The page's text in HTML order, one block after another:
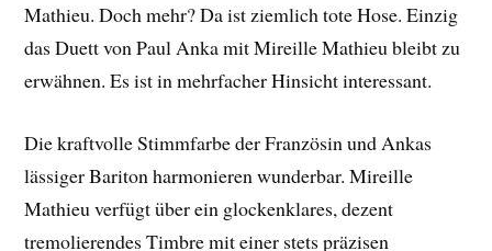
Mathieu. Doch mehr? Da ist ziemlich tote Hose. Einzig
das Duett von Paul Anka mit Mireille Mathieu bleibt zu
erwähnen. Es ist in mehrfacher Hinsicht interessant.
Die kraftvolle Stimmfarbe der Französin und Ankas
lässiger Bariton harmonieren wunderbar. Mireille
Mathieu verfügt über ein glockenklares, dezent
tremolierendes Timbre mit einer stets präzisen